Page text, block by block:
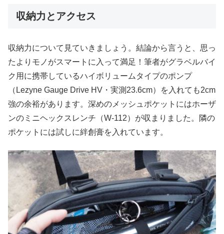
収納力とアクセス
収納力について見ていきましょう。結論から言うと、思っ
たよりモノがスマートに入って満足！筆者がグラベルバイ
ク用に携帯しているハイボリュームタイプのポンプ
（Lezyne Gauge Drive HV・実測23.6cm）を入れても2cm
強の余裕があります。深めのメッシュポケットにはホーザ
ンのミニヘックスレンチ（W-112）が収まりました。隣の
ポケットには試しに絆創膏を入れています。